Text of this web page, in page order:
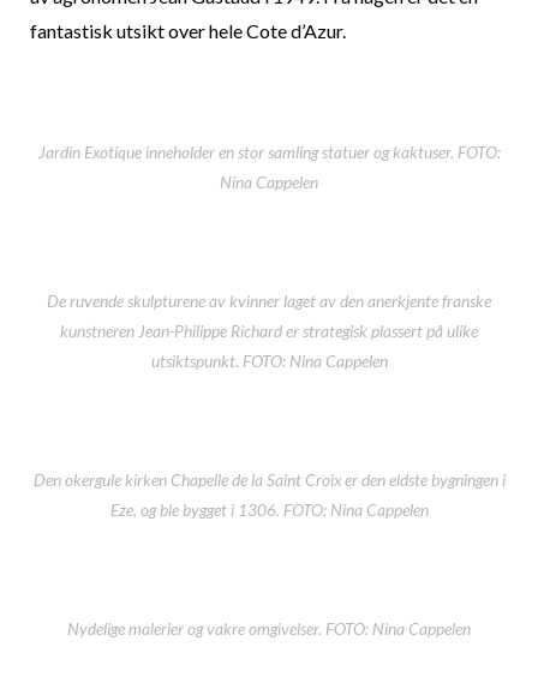
fantastisk utsikt over hele Cote d’Azur.
Jardin Exotique inneholder en stor samling statuer og kaktuser. FOTO:
Nina Cappelen
De ruvende skulpturene av kvinner laget av den anerkjente franske
kunstneren Jean-Philippe Richard er strategisk plassert på ulike
utsiktspunkt. FOTO: Nina Cappelen
Den okergule kirken Chapelle de la Saint Croix er den eldste bygningen i
Eze, og ble bygget i 1306. FOTO: Nina Cappelen
Nydelige malerier og vakre omgivelser. FOTO: Nina Cappelen